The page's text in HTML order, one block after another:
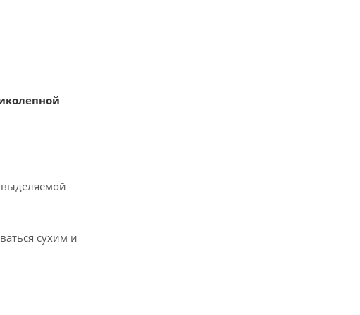
выделяемой
сухим и